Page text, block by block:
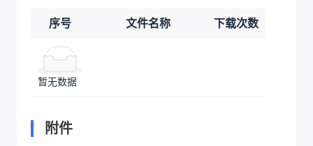
序号 文件名称 下载次数
暂无数据
附件